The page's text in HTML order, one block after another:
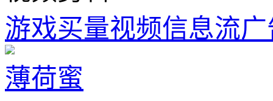
游戏买量视频信息流广
薄荷蜜